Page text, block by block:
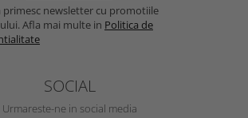
primesc newsletter cu promotiile
Afla mai multe in Politica de
SOCIAL
Urmareste-ne in social media